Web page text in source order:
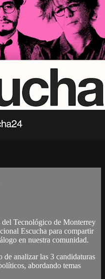
Tecnológico de Monterrey
Escucha para compartir
en nuestra comunidad.
analizar las 3 candidaturas
abordando temas